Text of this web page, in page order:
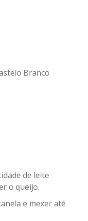
Branco
de leite
o queijo.
e mexer até